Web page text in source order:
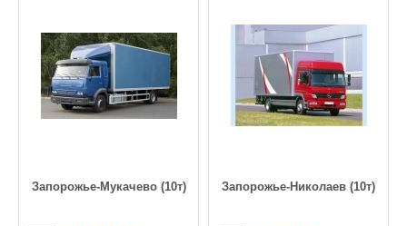
Запорожье-Мукачево (10т) Запорожье-Николаев (10т)